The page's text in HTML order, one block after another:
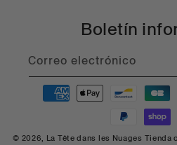
Boletín
Correo electrónico
Formas de pago
© 2026, La Tête dans les Nuages Tienda